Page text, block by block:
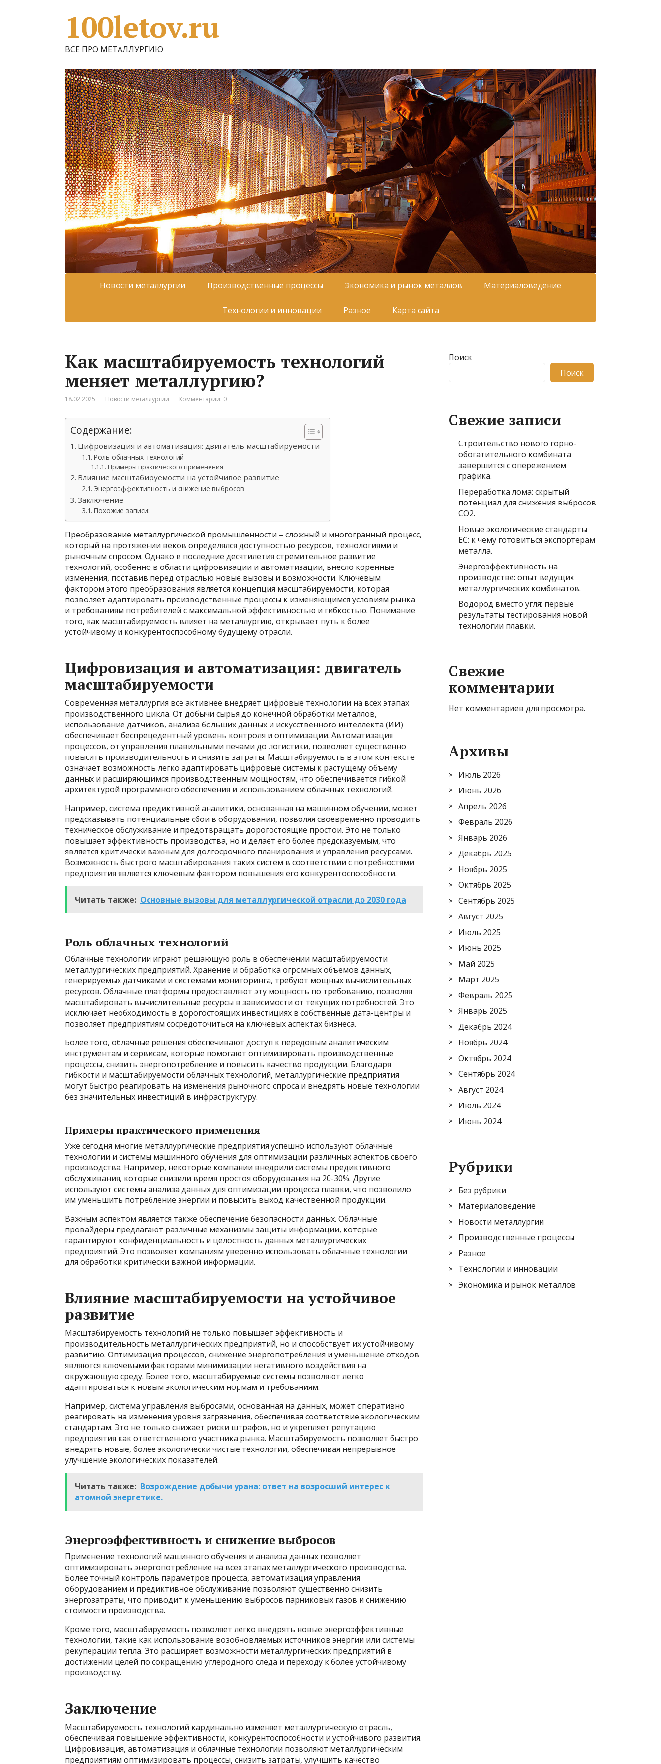
100letov.ru
ВСЕ ПРО МЕТАЛЛУРГИЮ
Новости металлургии Производственные процессы Экономика и рынок металлов Материаловедение
Технологии и инновации Разное Карта сайта
Как масштабируемость технологий
меняет металлургию?
18.02.2025 Новости металлургии Комментарии: 0
Содержание:
Цифровизация и автоматизация: двигатель масштабируемости
Роль облачных технологий
Примеры практического применения
Влияние масштабируемости на устойчивое развитие
Энергоэффективность и снижение выбросов
Заключение
Похожие записи:
Преобразование металлургической промышленности – сложный и многогранный процесс,
который на протяжении веков определялся доступностью ресурсов, технологиями и
рыночным спросом. Однако в последние десятилетия стремительное развитие
технологий, особенно в области цифровизации и автоматизации, внесло коренные
изменения, поставив перед отраслью новые вызовы и возможности. Ключевым
фактором этого преобразования является концепция масштабируемости, которая
позволяет адаптировать производственные процессы к изменяющимся условиям рынка
и требованиям потребителей с максимальной эффективностью и гибкостью. Понимание
того, как масштабируемость влияет на металлургию, открывает путь к более
устойчивому и конкурентоспособному будущему отрасли.
Цифровизация и автоматизация: двигатель
масштабируемости
Современная металлургия все активнее внедряет цифровые технологии на всех этапах
производственного цикла. От добычи сырья до конечной обработки металлов,
использование датчиков, анализа больших данных и искусственного интеллекта (ИИ)
обеспечивает беспрецедентный уровень контроля и оптимизации. Автоматизация
процессов, от управления плавильными печами до логистики, позволяет существенно
повысить производительность и снизить затраты. Масштабируемость в этом контексте
означает возможность легко адаптировать цифровые системы к растущему объему
данных и расширяющимся производственным мощностям, что обеспечивается гибкой
архитектурой программного обеспечения и использованием облачных технологий.
Например, система предиктивной аналитики, основанная на машинном обучении, может
предсказывать потенциальные сбои в оборудовании, позволяя своевременно проводить
техническое обслуживание и предотвращать дорогостоящие простои. Это не только
повышает эффективность производства, но и делает его более предсказуемым, что
является критически важным для долгосрочного планирования и управления ресурсами.
Возможность быстрого масштабирования таких систем в соответствии с потребностями
предприятия является ключевым фактором повышения его конкурентоспособности.
Читать также: Основные вызовы для металлургической отрасли до 2030 года
Роль облачных технологий
Облачные технологии играют решающую роль в обеспечении масштабируемости
металлургических предприятий. Хранение и обработка огромных объемов данных,
генерируемых датчиками и системами мониторинга, требуют мощных вычислительных
ресурсов. Облачные платформы предоставляют эту мощность по требованию, позволяя
масштабировать вычислительные ресурсы в зависимости от текущих потребностей. Это
исключает необходимость в дорогостоящих инвестициях в собственные дата-центры и
позволяет предприятиям сосредоточиться на ключевых аспектах бизнеса.
Более того, облачные решения обеспечивают доступ к передовым аналитическим
инструментам и сервисам, которые помогают оптимизировать производственные
процессы, снизить энергопотребление и повысить качество продукции. Благодаря
гибкости и масштабируемости облачных технологий, металлургические предприятия
могут быстро реагировать на изменения рыночного спроса и внедрять новые технологии
без значительных инвестиций в инфраструктуру.
Примеры практического применения
Уже сегодня многие металлургические предприятия успешно используют облачные
технологии и системы машинного обучения для оптимизации различных аспектов своего
производства. Например, некоторые компании внедрили системы предиктивного
обслуживания, которые снизили время простоя оборудования на 20-30%. Другие
используют системы анализа данных для оптимизации процесса плавки, что позволило
им уменьшить потребление энергии и повысить выход качественной продукции.
Важным аспектом является также обеспечение безопасности данных. Облачные
провайдеры предлагают различные механизмы защиты информации, которые
гарантируют конфиденциальность и целостность данных металлургических
предприятий. Это позволяет компаниям уверенно использовать облачные технологии
для обработки критически важной информации.
Влияние масштабируемости на устойчивое
развитие
Масштабируемость технологий не только повышает эффективность и
производительность металлургических предприятий, но и способствует их устойчивому
развитию. Оптимизация процессов, снижение энергопотребления и уменьшение отходов
являются ключевыми факторами минимизации негативного воздействия на
окружающую среду. Более того, масштабируемые системы позволяют легко
адаптироваться к новым экологическим нормам и требованиям.
Например, система управления выбросами, основанная на данных, может оперативно
реагировать на изменения уровня загрязнения, обеспечивая соответствие экологическим
стандартам. Это не только снижает риски штрафов, но и укрепляет репутацию
предприятия как ответственного участника рынка. Масштабируемость позволяет быстро
внедрять новые, более экологически чистые технологии, обеспечивая непрерывное
улучшение экологических показателей.
Читать также: Возрождение добычи урана: ответ на возросший интерес к
атомной энергетике.
Энергоэффективность и снижение выбросов
Применение технологий машинного обучения и анализа данных позволяет
оптимизировать энергопотребление на всех этапах металлургического производства.
Более точный контроль параметров процесса, автоматизация управления
оборудованием и предиктивное обслуживание позволяют существенно снизить
энергозатраты, что приводит к уменьшению выбросов парниковых газов и снижению
стоимости производства.
Кроме того, масштабируемость позволяет легко внедрять новые энергоэффективные
технологии, такие как использование возобновляемых источников энергии или системы
рекуперации тепла. Это расширяет возможности металлургических предприятий в
достижении целей по сокращению углеродного следа и переходу к более устойчивому
производству.
Заключение
Масштабируемость технологий кардинально изменяет металлургическую отрасль,
обеспечивая повышение эффективности, конкурентоспособности и устойчивого развития.
Цифровизация, автоматизация и облачные технологии позволяют металлургическим
предприятиям оптимизировать процессы, снизить затраты, улучшить качество
Поиск
Поиск
Свежие записи
Строительство нового горно-
обогатительного комбината
завершится с опережением
графика.
Переработка лома: скрытый
потенциал для снижения выбросов
CO2.
Новые экологические стандарты
ЕС: к чему готовиться экспортерам
металла.
Энергоэффективность на
производстве: опыт ведущих
металлургических комбинатов.
Водород вместо угля: первые
результаты тестирования новой
технологии плавки.
Свежие
комментарии
Нет комментариев для просмотра.
Архивы
Июль 2026
Июнь 2026
Апрель 2026
Февраль 2026
Январь 2026
Декабрь 2025
Ноябрь 2025
Октябрь 2025
Сентябрь 2025
Август 2025
Июль 2025
Июнь 2025
Май 2025
Март 2025
Февраль 2025
Январь 2025
Декабрь 2024
Ноябрь 2024
Октябрь 2024
Сентябрь 2024
Август 2024
Июль 2024
Июнь 2024
Рубрики
Без рубрики
Материаловедение
Новости металлургии
Производственные процессы
Разное
Технологии и инновации
Экономика и рынок металлов